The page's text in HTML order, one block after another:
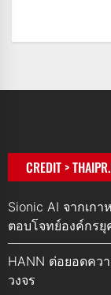
CREDIT >
Sionic AI จากเก
ตอบโจทย์องค์กรยุ
HANN ต่อยอดคว
วงจร